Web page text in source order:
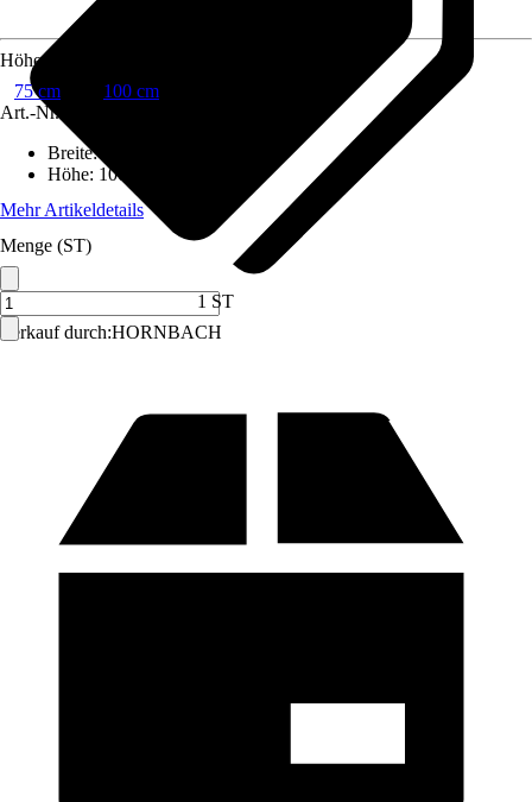
Verkauf durch:HORNBACH
Höhe
75 cm
100 cm
Art.-Nr.
Breite:
Höhe: 100 cm
Mehr Artikeldetails
Menge (ST)
1 ST